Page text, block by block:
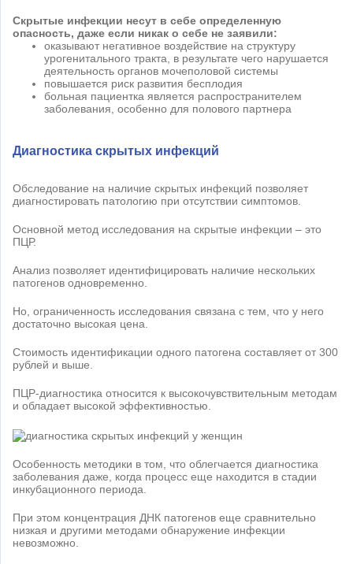
Скрытые инфекции несут в себе определенную
опасность, даже если никак о себе не заявили:
оказывают негативное воздействие на структуру
урогенитального тракта, в результате чего нарушается
деятельность органов мочеполовой системы
повышается риск развития бесплодия
больная пациентка является распространителем
заболевания, особенно для полового партнера
Диагностика скрытых инфекций
Обследование на наличие скрытых инфекций позволяет
диагностировать патологию при отсутствии симптомов.
Основной метод исследования на скрытые инфекции – это
ПЦР.
Анализ позволяет идентифицировать наличие нескольких
патогенов одновременно.
Но, ограниченность исследования связана с тем, что у него
достаточно высокая цена.
Стоимость идентификации одного патогена составляет от 300
рублей и выше.
ПЦР-диагностика относится к высокочувствительным методам
и обладает высокой эффективностью.
Особенность методики в том, что облегчается диагностика
заболевания даже, когда процесс еще находится в стадии
инкубационного периода.
При этом концентрация ДНК патогенов еще сравнительно
низкая и другими методами обнаружение инфекции
невозможно.